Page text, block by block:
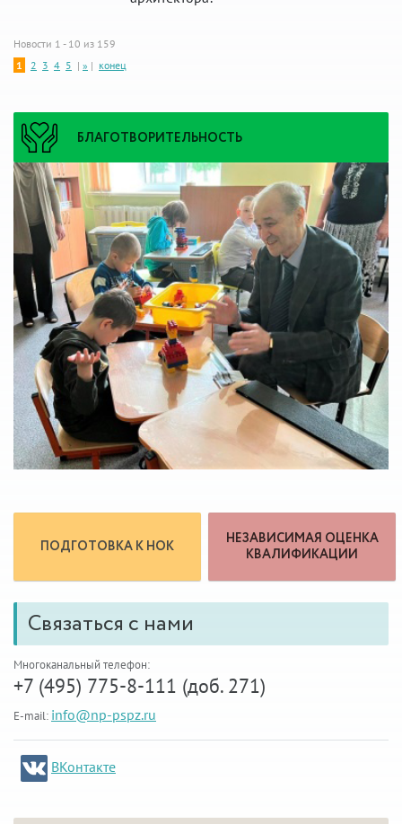
Новости 1 - 10 из 159
1
2 3 4 5 | » | конец
БЛАГОТВОРИТЕЛЬНОСТЬ
ПОДГОТОВКА К НОК
НЕЗАВИСИМАЯ ОЦЕНКА
КВАЛИФИКАЦИИ
Связаться с нами
Многоканальный телефон:
+7 (495) 775-8-111 (доб. 271)
E-mail: info@np-pspz.ru
ВКонтакте